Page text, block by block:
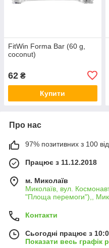
FitWin Forma Bar (60 g,
coconut)
62 ₴
Купити
Про нас
97% позитивних з 100
Працює з 11.12.2018
м. Миколаїв
Миколаїв, вул.
"Площа перемоги"),,
Контакти
Сьогодні працює з
Показати весь графік